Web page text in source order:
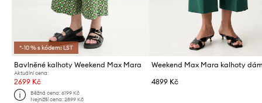
*-10 % s kódem: LST
Bavlněné kalhoty Weekend Max Mara
Aktuální cena:
2699 Kč
Běžná cena:6199 Kč
Nejnižší cena:2899 Kč
4899 Kč